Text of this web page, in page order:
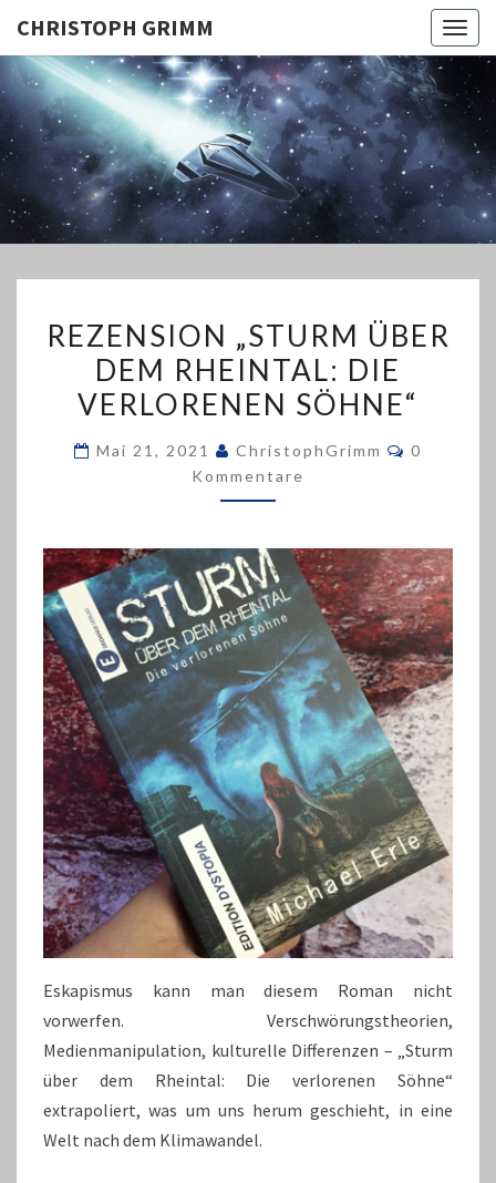
CHRISTOPH GRIMM
GRIMM
„STURM
ÜBER
DEM
DIE
REZENSION „STURM ÜBER
DEM RHEINTAL: DIE
VERLORENEN SÖHNE“
Mai 21, 2021 ChristophGrimm
0
Kommentare
Eskapismus kann man diesem Roman nicht
vorwerfen. Verschwörungstheorien,
Medienmanipulation, kulturelle Differenzen – „Sturm
über dem Rheintal: Die verlorenen Söhne“
extrapoliert, was um uns herum geschieht, in eine
Welt nach dem Klimawandel.